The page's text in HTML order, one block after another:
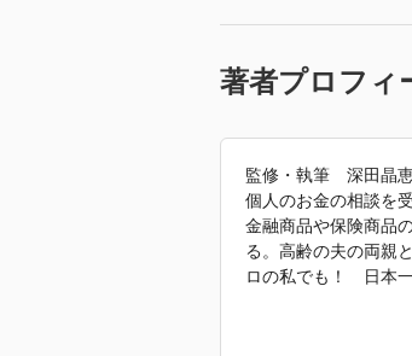
著者プロフィ
監修・執筆 深田晶
個人のお金の相談を
金融商品や保険商品
る。高齢の夫の両親
ロの私でも！ 日本一